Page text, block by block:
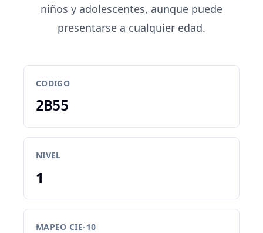
niños y adolescentes, aunque puede
presentarse a cualquier edad.
CODIGO
2B55
NIVEL
1
MAPEO CIE-10